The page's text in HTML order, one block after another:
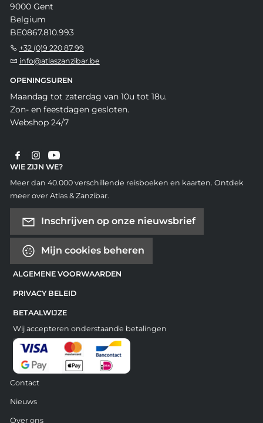
9000 Gent
Belgium
BE0867.810.993
+32 (0)9 220 87 99
info@atlaszanzibar.be
OPENINGSUREN
Maandag tot zaterdag van 10u tot 18u.
Zon- en feestdagen gesloten.
Webshop 24/7
WIE ZIJN WE?
Meer dan 40.000 verschillende reisboeken en kaarten. Ontdek
meer over Atlas & Zanzibar.
Inschrijven op onze nieuwsbrief
Mijn cookies beheren
ALGEMENE VOORWAARDEN
PRIVACY BELEID
BETAALWIJZE
Wij accepteren onderstaande betalingen
Contact
Nieuws
Over ons